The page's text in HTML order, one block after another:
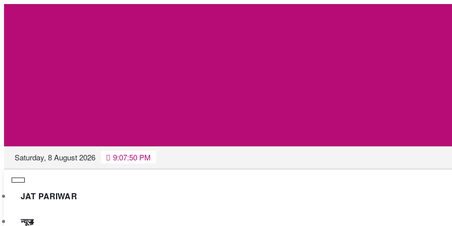
Skip
to
content
Saturday, 8 August 2026 9:07:51 PM
JAT PARIWAR
न्यूज़